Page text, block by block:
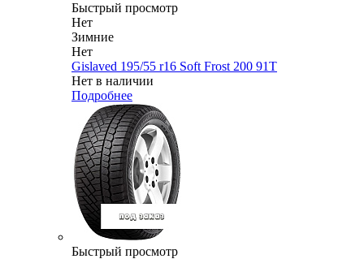
Быстрый просмотр
Нет
Зимние
Нет
Gislaved 195/55 r16 Soft Frost 200 91T
Нет в наличии
Подробнее
Быстрый просмотр